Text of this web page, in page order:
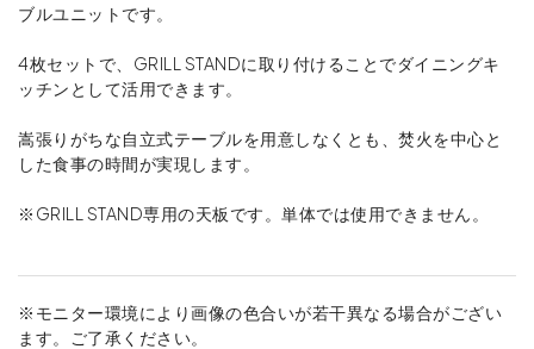
ブルユニットです。
4枚セットで、GRILL STANDに取り付けることでダイニングキ
ッチンとして活用できます。
嵩張りがちな自立式テーブルを用意しなくとも、焚火を中心と
した食事の時間が実現します。
※GRILL STAND専用の天板です。単体では使用できません。
※モニター環境により画像の色合いが若干異なる場合がござい
ます。ご了承ください。